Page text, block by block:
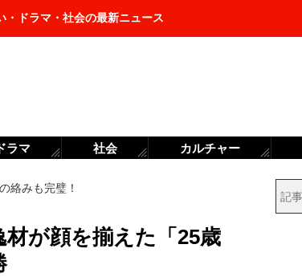
・ドラマ・社会の最新ニュース
絡みも完璧！
が顔を揃えた「25歳
ラマ 社会 カルチャー